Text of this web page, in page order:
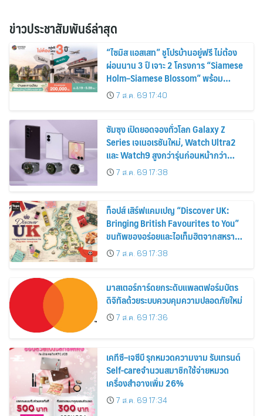
ข่าวประชาสัมพันธ์ล่าสุด
“ไซมิส แอสเสท” ชูโปรบ้านอยู่ฟรี ไม่ต้อง
ผ่อนนาน 3 ปี เจาะ 2 โครงการ “Siamese
Holm–Siamese Blossom” พร้อม
ส่วนลดและสิทธิพิเศษถึง 31 สิงหาคม
2569
7 ส.ค. 69 17:40
ซัมซุง เปิดยอดจองทั่วโลก Galaxy Z
Series เจเนอเรชันใหม่, Watch Ultra2
และ Watch9 สูงกว่ารุ่นก่อนหน้ากว่า
30%7 ส.ค. 69 17:38
ท็อปส์ เสิร์ฟแคมเปญ “Discover UK:
Bringing British Favourites to You”
ขนทัพของอร่อยและไอเท็มฮิตจากสหราช
อาณาจักร ส่งตรงถึงมือตั้งแต่วันนี้ – 18
สิงหาคมนี้
7 ส.ค. 69 17:38
มาสเตอร์การ์ดยกระดับแพลตฟอร์มบัตร
ดิจิทัลด้วยระบบควบคุมความปลอดภัยใหม่
7 ส.ค. 69 17:36
เคทีซี–เจซีบี รุกหมวดความงาม รับเทรนด์
Self-careจำนวนสมาชิกใช้จ่ายหมวด
เครื่องสำอางเพิ่ม 26%
7 ส.ค. 69 17:34